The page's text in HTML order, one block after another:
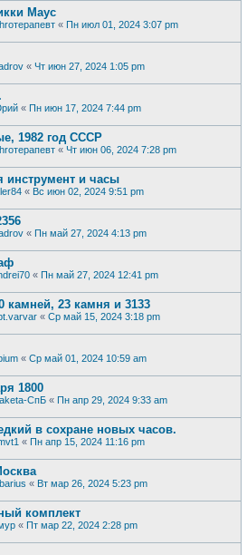
Маус
« Пн июл 01, 2024 3:07 pm
« Чт июн 27, 2024 1:05 pm
« Пн июн 17, 2024 7:44 pm
1982 год СССР
« Чт июн 06, 2024 7:28 pm
инструмент и часы
« Вс июн 02, 2024 9:51 pm
« Пн май 27, 2024 4:13 pm
« Пн май 27, 2024 12:41 pm
23 камня и 3133
« Ср май 15, 2024 3:18 pm
« Ср май 01, 2024 10:59 am
1800
СпБ « Пн апр 29, 2024 9:33 am
в сохране новых часов.
« Пн апр 15, 2024 11:16 pm
« Вт мар 26, 2024 5:23 pm
комплект
« Пт мар 22, 2024 2:28 pm